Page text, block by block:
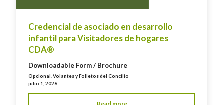
Credencial de asociado en desarrollo
infantil para Visitadores de hogares
CDA®
Downloadable Form / Brochure
Opcional ,Volantes y Folletos del Concilio
julio 1, 2026
Read more